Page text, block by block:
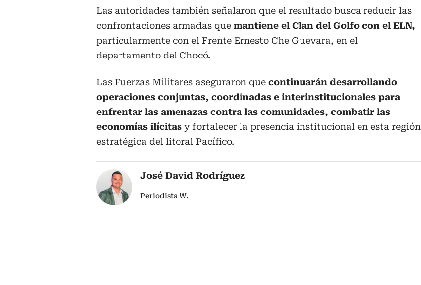
Las autoridades también señalaron que el resultado busca reducir las
confrontaciones armadas que mantiene el Clan del Golfo con el ELN,
particularmente con el Frente Ernesto Che Guevara, en el
departamento del Chocó.
Las Fuerzas Militares aseguraron que continuarán desarrollando
operaciones conjuntas, coordinadas e interinstitucionales para
enfrentar las amenazas contra las comunidades, combatir las
economías ilícitas y fortalecer la presencia institucional en esta región
estratégica del litoral Pacífico.
José David Rodríguez
Periodista W.